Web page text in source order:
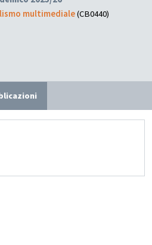
multimediale(CB0440)